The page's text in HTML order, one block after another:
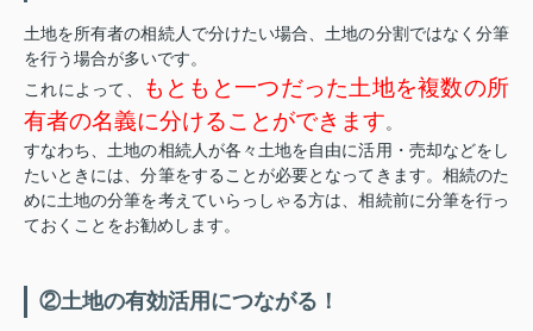
土地を所有者の相続人で分けたい場合、土地の分割ではなく分筆
を行う場合が多いです。
これによって、
もともと一つだった土地を複数の所
有者の名義に分けることができます。
すなわち、土地の相続人が各々土地を自由に活用・売却などをし
たいときには、分筆をすることが必要となってきます。相続のた
めに土地の分筆を考えていらっしゃる方は、相続前に分筆を行っ
ておくことをお勧めします。
②土地の有効活用につながる！